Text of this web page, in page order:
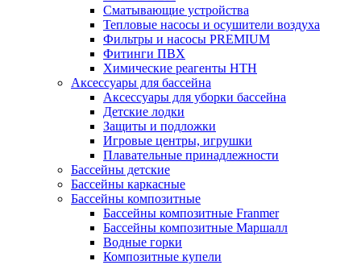
Сматывающие устройства
Тепловые насосы и осушители воздуха
Фильтры и насосы PREMIUM
Фитинги ПВХ
Химические реагенты HTH
Аксессуары для бассейна
Аксессуары для уборки бассейна
Детские лодки
Защиты и подложки
Игровые центры, игрушки
Плавательные принадлежности
Бассейны детские
Бассейны каркасные
Бассейны композитные
Бассейны композитные Franmer
Бассейны композитные Маршалл
Водные горки
Композитные купели